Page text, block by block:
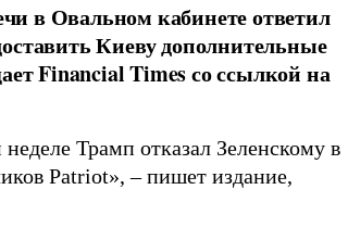
в Овальном кабинете ответил
Киеву дополнительные
Financial Times со ссылкой на
Трамп отказал Зеленскому в
Patriot», – пишет издание,